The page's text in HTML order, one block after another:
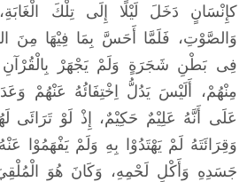
كإِنْسَانٍ دَخَلَ لَيْلًا إِلَى تِلْكَ
وَالصَّوْتِ، فَلَمَّا أَحَسَّ بِمَا فِيْهَا مِنَ
فِى بَطْنِ شَجَرَةٍ وَلَمْ يَجْهَرْ بِالْقُرْآنِ
مِنْهُمْ، أَلَيْسَ يَدُلُّ اِخْتِفَائُهُ عَنْهُمْ
عَلَى أَنَّهُ عَلِيْمٌ حَكِيْمٌ، إِذْ لَوْ تَرَائَى
وَقِرَائَتَهُ لَمْ يَهْتَدُوْا بِهِ وَلَمْ يَفْهَمُوْا
جَسَدِهِ وَأَكْلِ لَحْمِهِ، وَكَانَ هُوَ الْمُلْقِيَ